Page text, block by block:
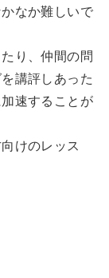
なか難しいで
り、仲間の問
講評しあった
速することが
けのレッス